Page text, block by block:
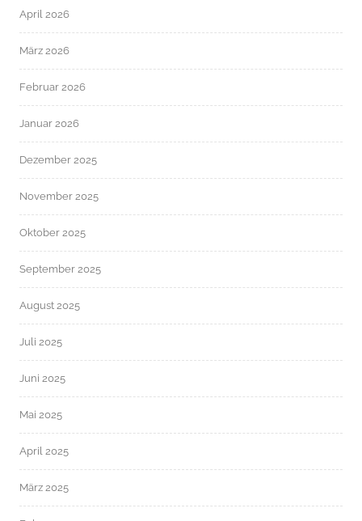
April 2026
März 2026
Februar 2026
Januar 2026
Dezember 2025
November 2025
Oktober 2025
September 2025
August 2025
Juli 2025
Juni 2025
Mai 2025
April 2025
März 2025